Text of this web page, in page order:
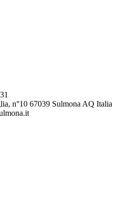
n°10 67039 Sulmona AQ Italia